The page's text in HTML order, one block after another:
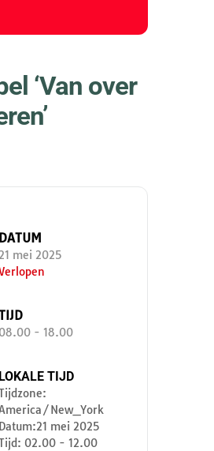
‘Van over
DATUM
21 mei 2025
08.00 - 18.00
LOKALE TIJD
New_York
Datum:21 mei 2025
02.00 - 12.00